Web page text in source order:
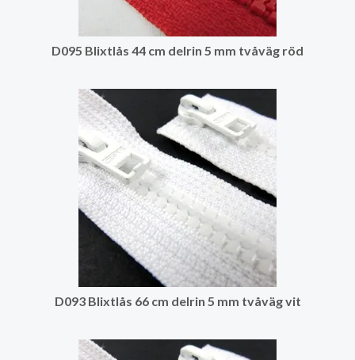
D095 Blixtlås 44 cm delrin 5 mm tvåväg röd
D093 Blixtlås 66 cm delrin 5 mm tvåväg vit